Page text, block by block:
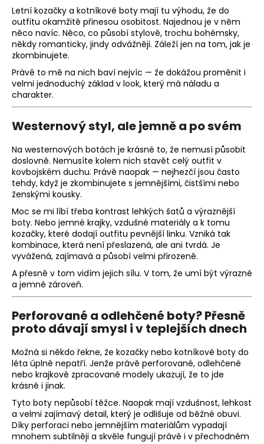
Letní kozačky a kotníkové boty mají tu výhodu, že do
outfitu okamžitě přinesou osobitost. Najednou je v něm
něco navíc. Něco, co působí stylově, trochu bohémsky,
někdy romanticky, jindy odvážněji. Záleží jen na tom, jak je
zkombinujete.
Právě to mě na nich baví nejvíc — že dokážou proměnit i
velmi jednoduchý základ v look, který má náladu a
charakter.
Westernový styl, ale jemně a po svém
Na westernových botách je krásné to, že nemusí působit
doslovně. Nemusíte kolem nich stavět celý outfit v
kovbojském duchu. Právě naopak — nejhezčí jsou často
tehdy, když je zkombinujete s jemnějšími, čistšími nebo
ženskými kousky.
Moc se mi líbí třeba kontrast lehkých šatů a výraznější
boty. Nebo jemné krajky, vzdušné materiály a k tomu
kozačky, které dodají outfitu pevnější linku. Vzniká tak
kombinace, která není přeslazená, ale ani tvrdá. Je
vyvážená, zajímavá a působí velmi přirozeně.
A přesně v tom vidím jejich sílu. V tom, že umí být výrazné
a jemné zároveň.
Perforované a odlehčené boty? Přesně
proto dávají smysl i v teplejších dnech
Možná si někdo řekne, že kozačky nebo kotníkové boty do
léta úplně nepatří. Jenže právě perforované, odlehčené
nebo krajkově zpracované modely ukazují, že to jde
krásně i jinak.
Tyto boty nepůsobí těžce. Naopak mají vzdušnost, lehkost
a velmi zajímavý detail, který je odlišuje od běžné obuvi.
Díky perforaci nebo jemnějším materiálům vypadají
mnohem subtilněji a skvěle fungují právě i v přechodném
KRÉMOVÁ
PODLOUHLÁ
KABELKA
NA
RAMENO
SE
ZLATÝM
DETAILEM
1
Kč